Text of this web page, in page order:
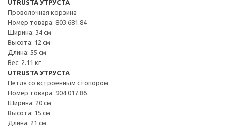
UTRUSTA УТРУСТА
Проволочная корзина
Номер товара: 803.681.84
Ширина: 34 см
Высота: 12 см
Длина: 55 см
Вес: 2.11 кг
UTRUSTA УТРУСТА
Петля со встроенным стопором
Номер товара: 904.017.86
Ширина: 20 см
Высота: 15 см
Длина: 21 см